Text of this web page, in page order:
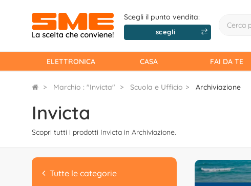
Scegli il punto vendita:
scegli
ELETTRONICA CASA FAI DA TE
Marchio : "Invicta" Scuola e Ufficio Archiviazione
Invicta
Scopri tutti i prodotti Invicta in Archiviazione.
Tutte le categorie